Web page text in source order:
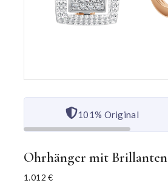
101% Original
Ohrhänger mit Brillanten
1.012€